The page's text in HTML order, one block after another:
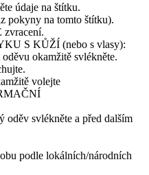
údaje na štítku.
pokyny na tomto štítku).
S KŮŽÍ (nebo s vlasy):
okamžitě svlékněte.
volejte
oděv svlékněte a před dalším
podle lokálních/národních